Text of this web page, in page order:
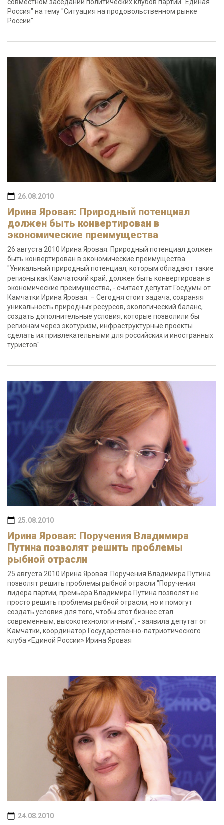
Россия" на тему "Ситуация на продовольственном рынке
России"
26.08.2010
Ирина Яровая: Природный потенциал
должен быть конвертирован в
экономические преимущества
26 августа 2010 Ирина Яровая: Природный потенциал должен
быть конвертирован в экономические преимущества
"Уникальный природный потенциал, которым обладают такие
регионы как Камчатский край, должен быть конвертирован в
экономические преимущества, - считает депутат Госдумы от
Камчатки Ирина Яровая. – Сегодня стоит задача, сохраняя
уникальность природных ресурсов, экологический баланс,
создать дополнительные условия, которые позволили бы
регионам через экотуризм, инфраструктурные проекты
сделать их привлекательными для российских и иностранных
туристов"
25.08.2010
Ирина Яровая: Поручения Владимира
Путина позволят решить проблемы
рыбной отрасли
25 августа 2010 Ирина Яровая: Поручения Владимира Путина
позволят решить проблемы рыбной отрасли "Поручения
лидера партии, премьера Владимира Путина позволят не
просто решить проблемы рыбной отрасли, но и помогут
создать условия для того, чтобы этот бизнес стал
современным, высокотехнологичным", - заявила депутат от
Камчатки, координатор Государственно-патриотического
клуба «Единой России» Ирина Яровая
24.08.2010